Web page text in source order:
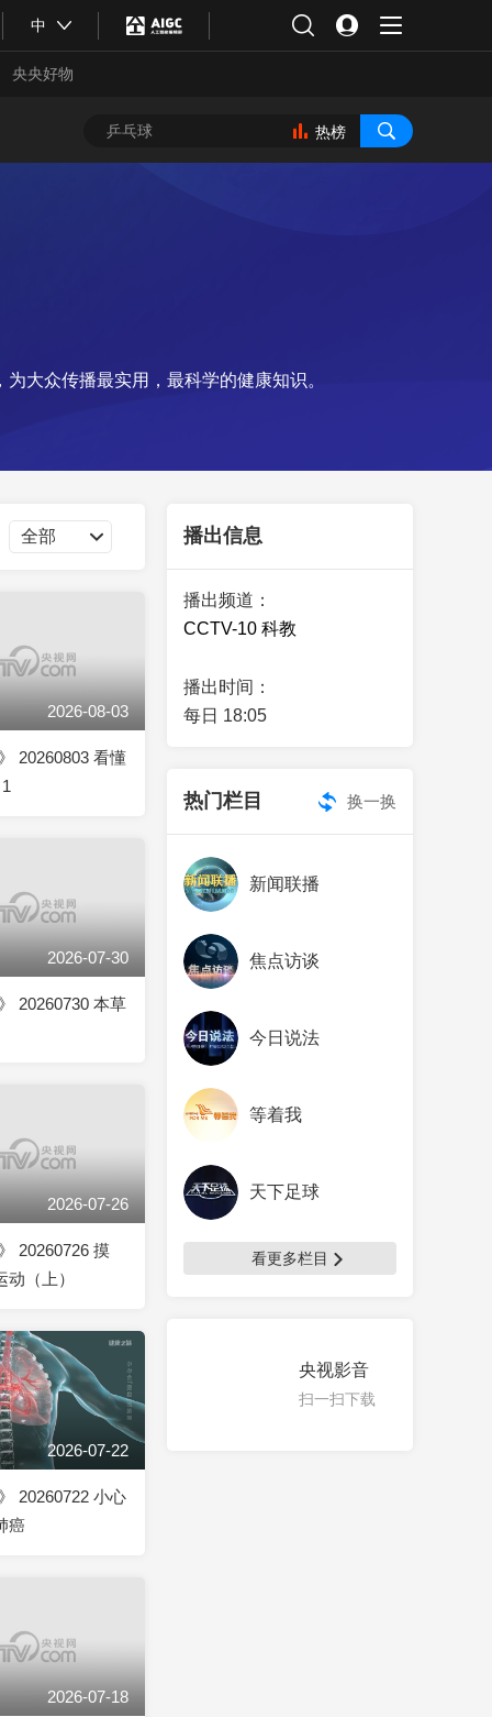
中
央央好物
艺术 汽车 数智 5G
网展 央央好物
热榜
大众传播最实用，最科学的健康知识。
2026-08-03
20260803 看懂
2026-07-30
20260730 本草
2026-07-26
20260726 摸
动（上）
2026-07-22
20260722 小心
癌
2026-07-18
播出信息
播出频道：
CCTV-10 科教
播出时间：
每日 18:05
热门栏目
新闻联播
焦点访谈
今日说法
等着我
天下足球
换一换
看更多栏目
央视影音
扫一扫下载